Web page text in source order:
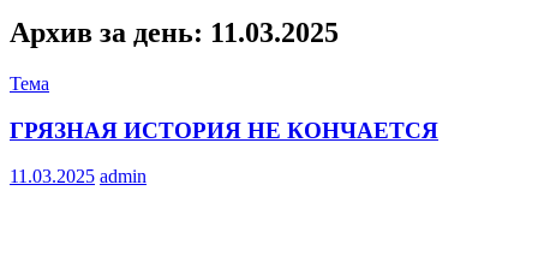
Архив за день: 11.03.2025
Тема
ГРЯЗНАЯ ИСТОРИЯ НЕ КОНЧАЕТСЯ
11.03.2025 admin